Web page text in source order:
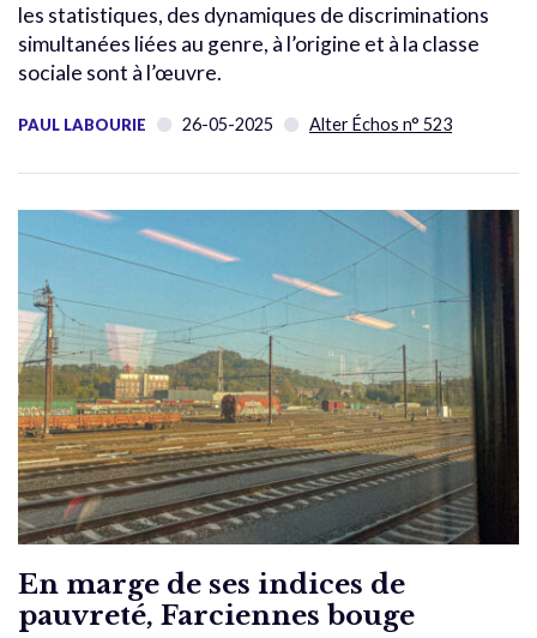
les statistiques, des dynamiques de discriminations
simultanées liées au genre, à l’origine et à la classe
sociale sont à l’œuvre.
PAUL LABOURIE 26-05-2025 Alter Échos n° 523
En marge de ses indices de
pauvreté, Farciennes bouge